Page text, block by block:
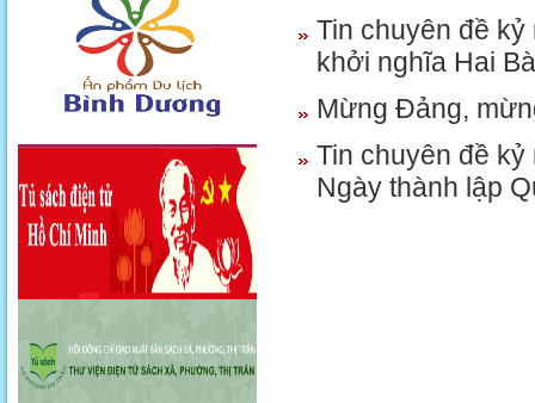
Tin chuyên đề kỷ
khởi nghĩa Hai
Mừng Đảng,
Tin chuyên đề
Ngày thành lập